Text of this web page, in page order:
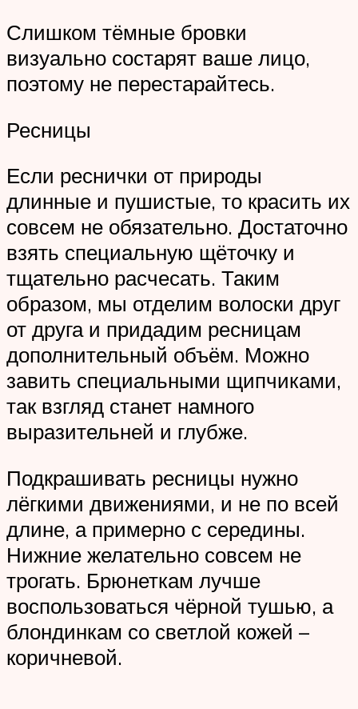
Слишком тёмные бровки
визуально состарят ваше лицо,
поэтому не перестарайтесь.
Ресницы
Если реснички от природы
длинные и пушистые, то красить их
совсем не обязательно. Достаточно
взять специальную щёточку и
тщательно расчесать. Таким
образом, мы отделим волоски друг
от друга и придадим ресницам
дополнительный объём. Можно
завить специальными щипчиками,
так взгляд станет намного
выразительней и глубже.
Подкрашивать ресницы нужно
лёгкими движениями, и не по всей
длине, а примерно с середины.
Нижние желательно совсем не
трогать. Брюнеткам лучше
воспользоваться чёрной тушью, а
блондинкам со светлой кожей –
коричневой.